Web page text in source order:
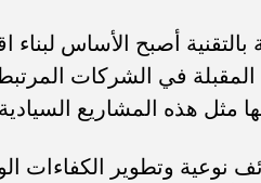
أصبح الأساس لبناء
في الشركات
مثل هذه المشاريع
نوعية وتطوير الكفاءات